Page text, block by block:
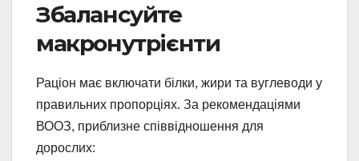
Збалансуйте
макронутрієнти
Раціон має включати білки, жири та вуглеводи у
правильних пропорціях. За рекомендаціями
ВООЗ, приблизне співвідношення для
дорослих: